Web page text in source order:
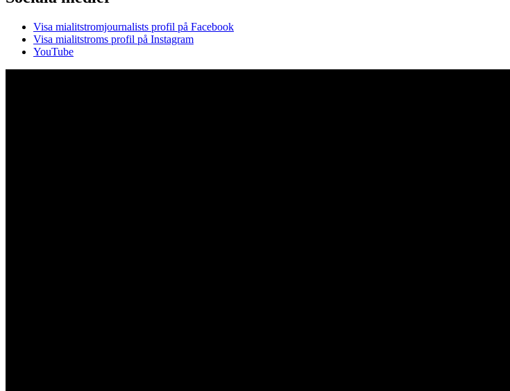
Visa mialitstromjournalists profil på Facebook
Visa mialitstroms profil på Instagram
YouTube